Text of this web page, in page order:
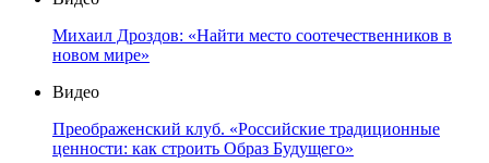
Михаил Дроздов: «Найти место соотечественников в
новом мире»
Видео
Преображенский клуб. «Российские традиционные
ценности: как строить Образ Будущего»